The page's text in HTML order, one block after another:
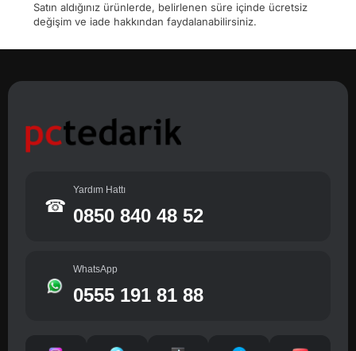
Satın aldığınız ürünlerde, belirlenen süre içinde ücretsiz
değişim ve iade hakkından faydalanabilirsiniz.
☎
Yardım Hattı
0850 840 48 52
WhatsApp
0555 191 81 88